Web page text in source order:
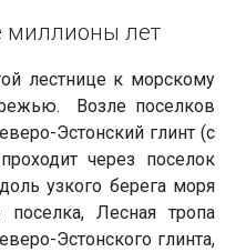
миллионы лет
лестнице к морскому
Возле поселков
Эстонский глинт (с
через поселок
узкого берега моря
Лесная тропа
Эстонского глинта,